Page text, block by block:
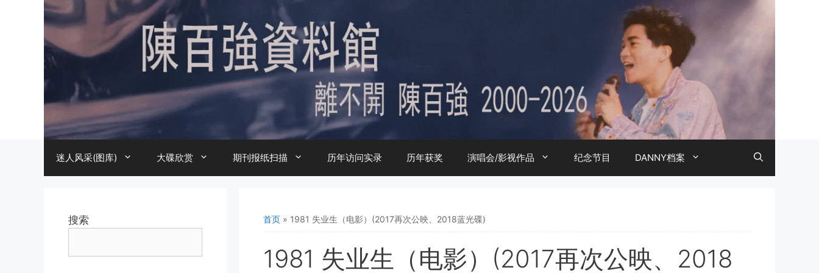
迷人风采(图库) 大碟欣赏 期刊报纸扫描 历年访问实录 历年获奖 演唱会/影视作品 纪念节目 DANNY档案
首页 » 1981 失业生（电影）(2017再次公映、2018蓝光碟)
1981 失业生（电影）(2017再次公映、2018
搜索